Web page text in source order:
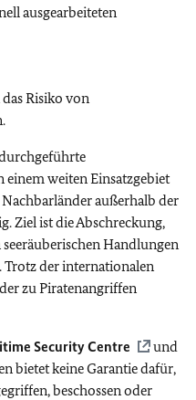
ausgearbeiteten
Risiko von
weiten Einsatzgebiet
außerhalb der
Ziel ist die Abschreckung,
Handlungen
der internationalen
zu Piratenangriffen
Security Centre
und
bietet keine Garantie dafür,
beschossen oder